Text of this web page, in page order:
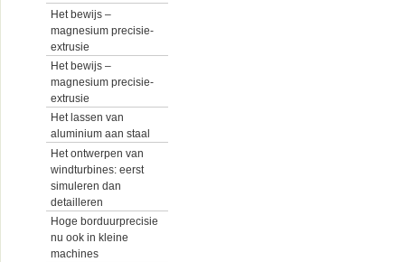
Het bewijs –
magnesium precisie-
extrusie
Het bewijs –
magnesium precisie-
extrusie
Het lassen van
aluminium aan staal
Het ontwerpen van
windturbines: eerst
simuleren dan
detailleren
Hoge borduurprecisie
nu ook in kleine
machines